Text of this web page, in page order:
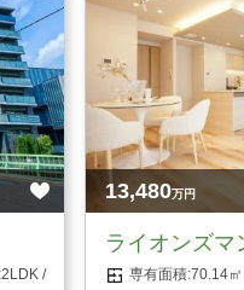
2LDK
13,480万円
ライオンズマ
70.14